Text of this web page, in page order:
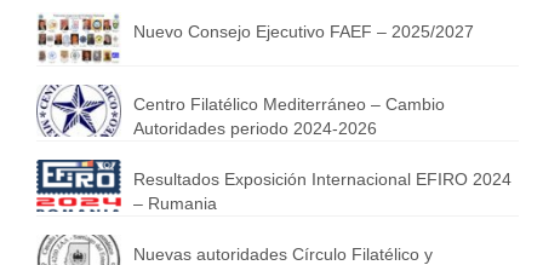
Nuevo Consejo Ejecutivo FAEF – 2025/2027
Centro Filatélico Mediterráneo – Cambio
Autoridades periodo 2024-2026
Resultados Exposición Internacional EFIRO 2024
– Rumania
Nuevas autoridades Círculo Filatélico y